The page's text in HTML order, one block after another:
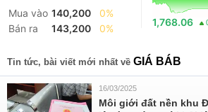
Mua vào 140,200
0%
Bán ra
143,200 0%
1,768.06
Tin tức, bài viết mới nhất về GIÁ BÁB
16/03/2025
Môi giới đất nền khu